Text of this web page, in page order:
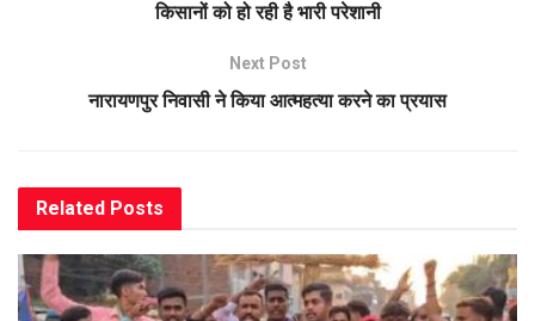
किसानों को हो रही है भारी परेशानी
Next Post
नारायणपुर निवासी ने किया आत्महत्या करने का प्रयास
Related Posts